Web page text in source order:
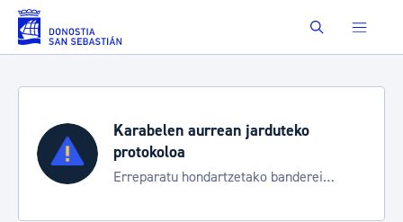
Eduki nagusira joan Buscar
Karabelen aurrean jarduteko
protokoloa
Erreparatu hondartzetako banderei